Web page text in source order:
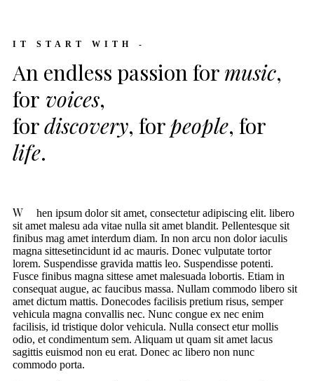
IT START WITH -
An endless passion for music,
for voices,
fordiscovery, for people, for
life.
W
hen ipsum dolor sit amet, consectetur adipiscing elit. libero
sit amet malesu ada vitae nulla sit amet blandit. Pellentesque sit
finibus mag amet interdum diam. In non arcu non dolor iaculis
magna sittesetincidunt id ac mauris. Donec vulputate tortor
lorem. Suspendisse gravida mattis leo. Suspendisse potenti.
Fusce finibus magna sittese amet malesuada lobortis. Etiam in
consequat augue, ac faucibus massa. Nullam commodo libero sit
amet dictum mattis. Donecodes facilisis pretium risus, semper
vehicula magna convallis nec. Nunc congue ex nec enim
facilisis, id tristique dolor vehicula. Nulla consect etur mollis
odio, et condimentum sem. Aliquam ut quam sit amet lacus
sagittis euismod non eu erat. Donec ac libero non nunc
commodo porta.